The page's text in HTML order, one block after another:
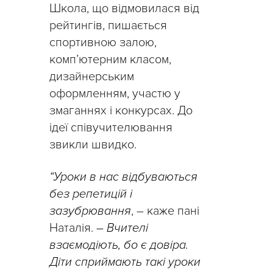
Школа, що відмовилася від
рейтингів, пишається
спортивною залою,
комп’ютерним класом,
дизайнерським
оформленням, участю у
змаганнях і конкурсах. До
ідеї співучителювання
звикли швидко.
“Уроки в нас відбуваються
без репетицій і
зазубрювання, – каже пані
Наталія. – Вчителі
взаємодіють, бо є довіра.
Діти сприймають такі уроки